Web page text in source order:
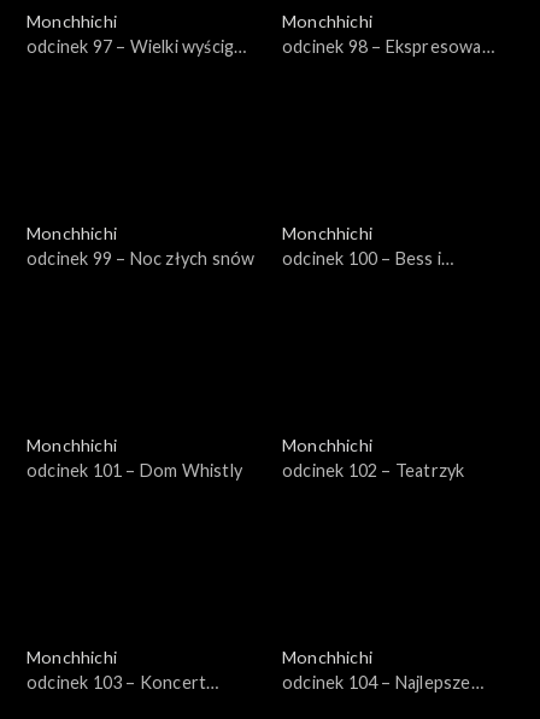
Monchhichi
odcinek 97 – Wielki wyścig
Monchhichi
odcinek 98 – Ekspresowa
Monchhichi
odcinek 99 – Noc złych snów
Monchhichi
odcinek 100 – Bess i
Monchhichi
odcinek 101 – Dom Whistly
Monchhichi
odcinek 102 – Teatrzyk
Monchhichi
odcinek 103 – Koncert
Monchhichi
odcinek 104 – Najlepsze